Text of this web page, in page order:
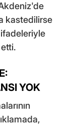
kastedilirse
ifadeleriyle
etti.
YOK